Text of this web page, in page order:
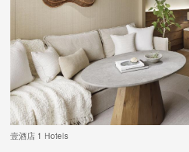
壹酒店 1 Hotels